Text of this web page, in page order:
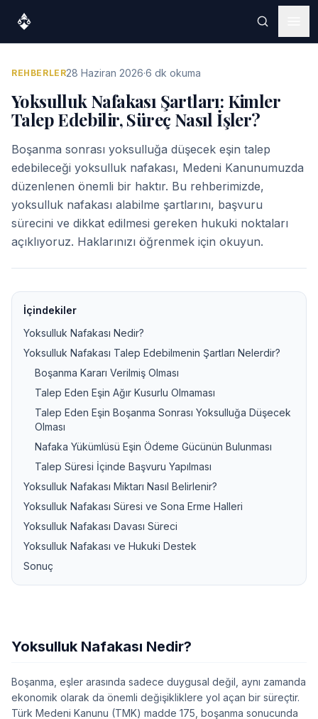
REHBERLER28 Haziran 2026·6 dk okuma
Yoksulluk Nafakası Şartları: Kimler
Talep Edebilir, Süreç Nasıl İşler?
Boşanma sonrası yoksulluğa düşecek eşin talep
edebileceği yoksulluk nafakası, Medeni Kanunumuzda
düzenlenen önemli bir haktır. Bu rehberimizde,
yoksulluk nafakası alabilme şartlarını, başvuru
sürecini ve dikkat edilmesi gereken hukuki noktaları
açıklıyoruz. Haklarınızı öğrenmek için okuyun.
İçindekiler
Yoksulluk Nafakası Nedir?
Yoksulluk Nafakası Talep Edebilmenin Şartları Nelerdir?
Boşanma Kararı Verilmiş Olması
Talep Eden Eşin Ağır Kusurlu Olmaması
Talep Eden Eşin Boşanma Sonrası Yoksulluğa Düşecek
Olması
Nafaka Yükümlüsü Eşin Ödeme Gücünün Bulunması
Talep Süresi İçinde Başvuru Yapılması
Yoksulluk Nafakası Miktarı Nasıl Belirlenir?
Yoksulluk Nafakası Süresi ve Sona Erme Halleri
Yoksulluk Nafakası Davası Süreci
Yoksulluk Nafakası ve Hukuki Destek
Sonuç
Yoksulluk Nafakası Nedir?
Boşanma, eşler arasında sadece duygusal değil, aynı zamanda
ekonomik olarak da önemli değişikliklere yol açan bir süreçtir.
Türk Medeni Kanunu (TMK) madde 175, boşanma sonucunda